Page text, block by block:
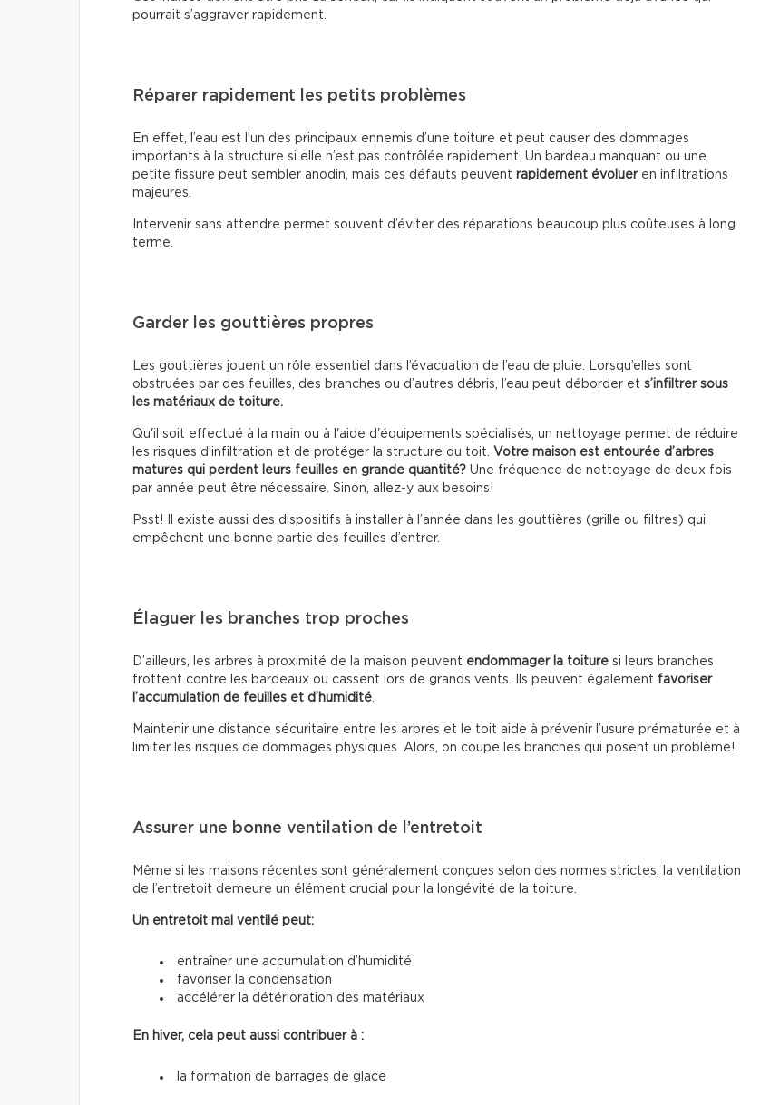
pourrait s’aggraver rapidement.
Réparer rapidement les petits problèmes
En effet, l’eau est l’un des principaux ennemis d’une toiture et peut causer des dommages
importants à la structure si elle n’est pas contrôlée rapidement. Un bardeau manquant ou une
petite fissure peut sembler anodin, mais ces défauts peuvent rapidement évolueren infiltrations
majeures.
Intervenir sans attendre permet souvent d’éviter des réparations beaucoup plus coûteuses à long
terme.
Garder les gouttières propres
Les gouttières jouent un rôle essentiel dans l’évacuation de l’eau de pluie. Lorsqu’elles sont
obstruées par des feuilles, des branches ou d’autres débris, l’eau peut déborder et s’infiltrer sous
les matériaux de toiture.
Qu'il soit effectué à la main ou à l'aide d'équipements spécialisés, un nettoyage permet de réduire
les risques d’infiltration et de protéger la structure du toit. Votre maison est entourée d’arbres
matures qui perdent leurs feuilles en grande quantité? Une fréquence de nettoyage de deux fois
par année peut être nécessaire. Sinon, allez-y aux besoins!
Psst! Il existe aussi des dispositifs à installer à l’année dans les gouttières (grille ou filtres) qui
empêchent une bonne partie des feuilles d’entrer.
Élaguer les branches trop proches
D’ailleurs, les arbres à proximité de la maison peuvent endommager la toiture si leurs branches
frottent contre les bardeaux ou cassent lors de grands vents. Ils peuvent également favoriser
l’accumulation de feuilles et d’humidité
Maintenir une distance sécuritaire entre les arbres et le toit aide à prévenir l’usure prématurée et à
limiter les risques de dommages physiques. Alors, on coupe les branches qui posent un problème!
Assurer une bonne ventilation de l’entretoit
Même si les maisons récentes sont généralement conçues selon des normes strictes, la ventilation
de l’entretoit demeure un élément crucial pour la longévité de la toiture.
Un entretoit mal ventilé peut:
entraîner une accumulation d’humidité
favoriser la condensation
accélérer la détérioration des matériaux
En hiver, cela peut aussi contribuer à :
la formation de barrages de glace